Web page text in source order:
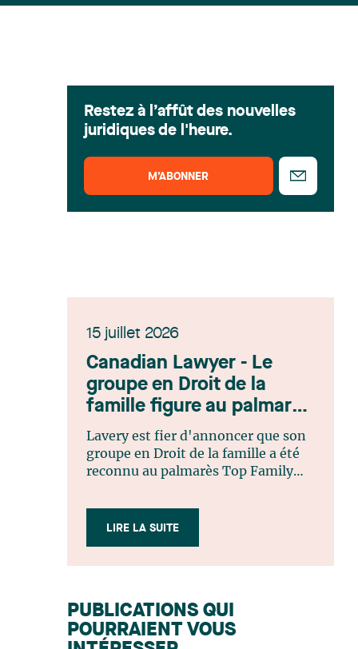
Restez à l’affût des nouvelles
juridiques de l'heure.
M’ABONNER
15 juillet 2026
Canadian Lawyer - Le
groupe en Droit de la
famille figure au palmarès
Top Family Law Firm
Teams 2026
Lavery est fier d'annoncer que son
groupe en Droit de la famille a été
reconnu au palmarès Top Family
Lawyer. Cette reconnaissance est le
fruit d'un processus de sélection
d'une évaluation par un jury
indépendant composé de praticiens
LIRE LA SUITE
PUBLICATIONS QUI
POURRAIENT VOUS